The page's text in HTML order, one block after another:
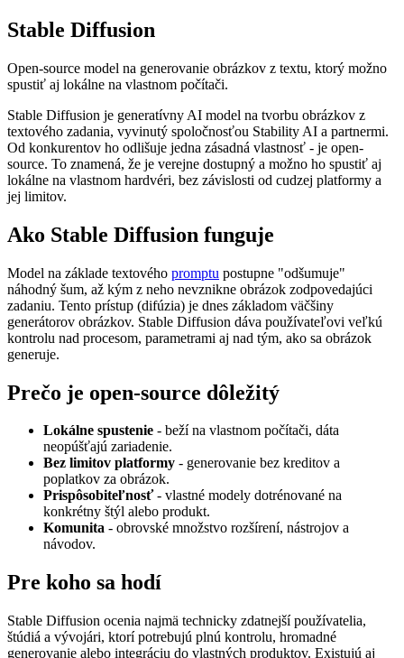
Stable Diffusion
Open-source model na generovanie obrázkov z textu, ktorý možno
spustiť aj lokálne na vlastnom počítači.
Stable Diffusion je generatívny AI model na tvorbu obrázkov z
textového zadania, vyvinutý spoločnosťou Stability AI a partnermi.
Od konkurentov ho odlišuje jedna zásadná vlastnosť - je open-
source. To znamená, že je verejne dostupný a možno ho spustiť aj
lokálne na vlastnom hardvéri, bez závislosti od cudzej platformy a
jej limitov.
Ako Stable Diffusion funguje
Model na základe textového promptu postupne "odšumuje"
náhodný šum, až kým z neho nevznikne obrázok zodpovedajúci
zadaniu. Tento prístup (difúzia) je dnes základom väčšiny
generátorov obrázkov. Stable Diffusion dáva používateľovi veľkú
kontrolu nad procesom, parametrami aj nad tým, ako sa obrázok
generuje.
Prečo je open-source dôležitý
Lokálne spustenie - beží na vlastnom počítači, dáta
neopúšťajú zariadenie.
Bez limitov platformy - generovanie bez kreditov a
poplatkov za obrázok.
Prispôsobiteľnosť- vlastné modely dotrénované na
konkrétny štýl alebo produkt.
Komunita - obrovské množstvo rozšírení, nástrojov a
návodov.
Pre koho sa hodí
Stable Diffusion ocenia najmä technicky zdatnejší používatelia,
štúdiá a vývojári, ktorí potrebujú plnú kontrolu, hromadné
generovanie alebo integráciu do vlastných produktov. Existujú aj